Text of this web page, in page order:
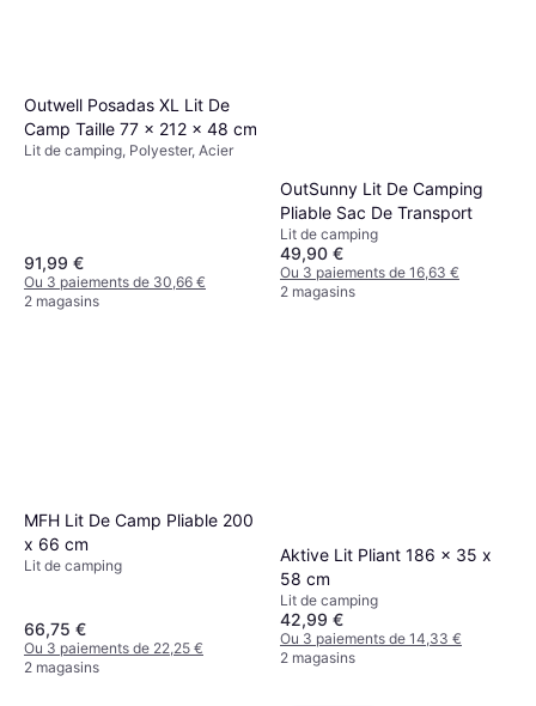
Outwell Posadas XL Lit De
Camp Taille 77 x 212 x 48 cm
Lit de camping, Polyester, Acier
91,99 €
Ou 3 paiements de 30,66 €
2 magasins
OutSunny Lit De Camping
Pliable Sac De Transport
Lit de camping
49,90 €
Ou 3 paiements de 16,63 €
2 magasins
MFH Lit De Camp Pliable 200
x 66 cm
Lit de camping
66,75 €
Ou 3 paiements de 22,25 €
2 magasins
Aktive Lit Pliant 186 x 35 x
58 cm
Lit de camping
42,99 €
Ou 3 paiements de 14,33 €
2 magasins